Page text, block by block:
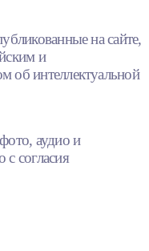
на сайте,
и
об интеллектуальной
аудио и
согласия